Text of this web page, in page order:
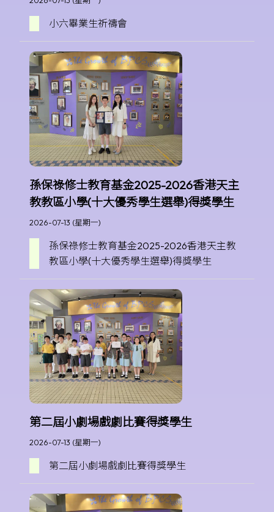
小六畢業生祈禱會
孫保祿修士教育基金2025-2026香港天主
教教區小學(十大優秀學生選舉)得獎學生
2026-07-13 (星期一)
孫保祿修士教育基金2025-2026香港天主教
教區小學(十大優秀學生選舉)得獎學生
第二屆小劇場戲劇比賽得獎學生
2026-07-13 (星期一)
第二屆小劇場戲劇比賽得獎學生